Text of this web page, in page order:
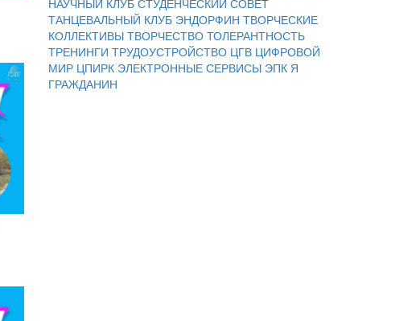
ТАНЦЕВАЛЬНЫЙ КЛУБ ЭНДОРФИН ТВОРЧЕСКИЕ
КОЛЛЕКТИВЫ ТВОРЧЕСТВО ТОЛЕРАНТНОСТЬ
ТРЕНИНГИ ТРУДОУСТРОЙСТВО ЦГВ ЦИФРОВОЙ
МИР ЦПИРК ЭЛЕКТРОННЫЕ СЕРВИСЫ ЭПК Я
ГРАЖДАНИН